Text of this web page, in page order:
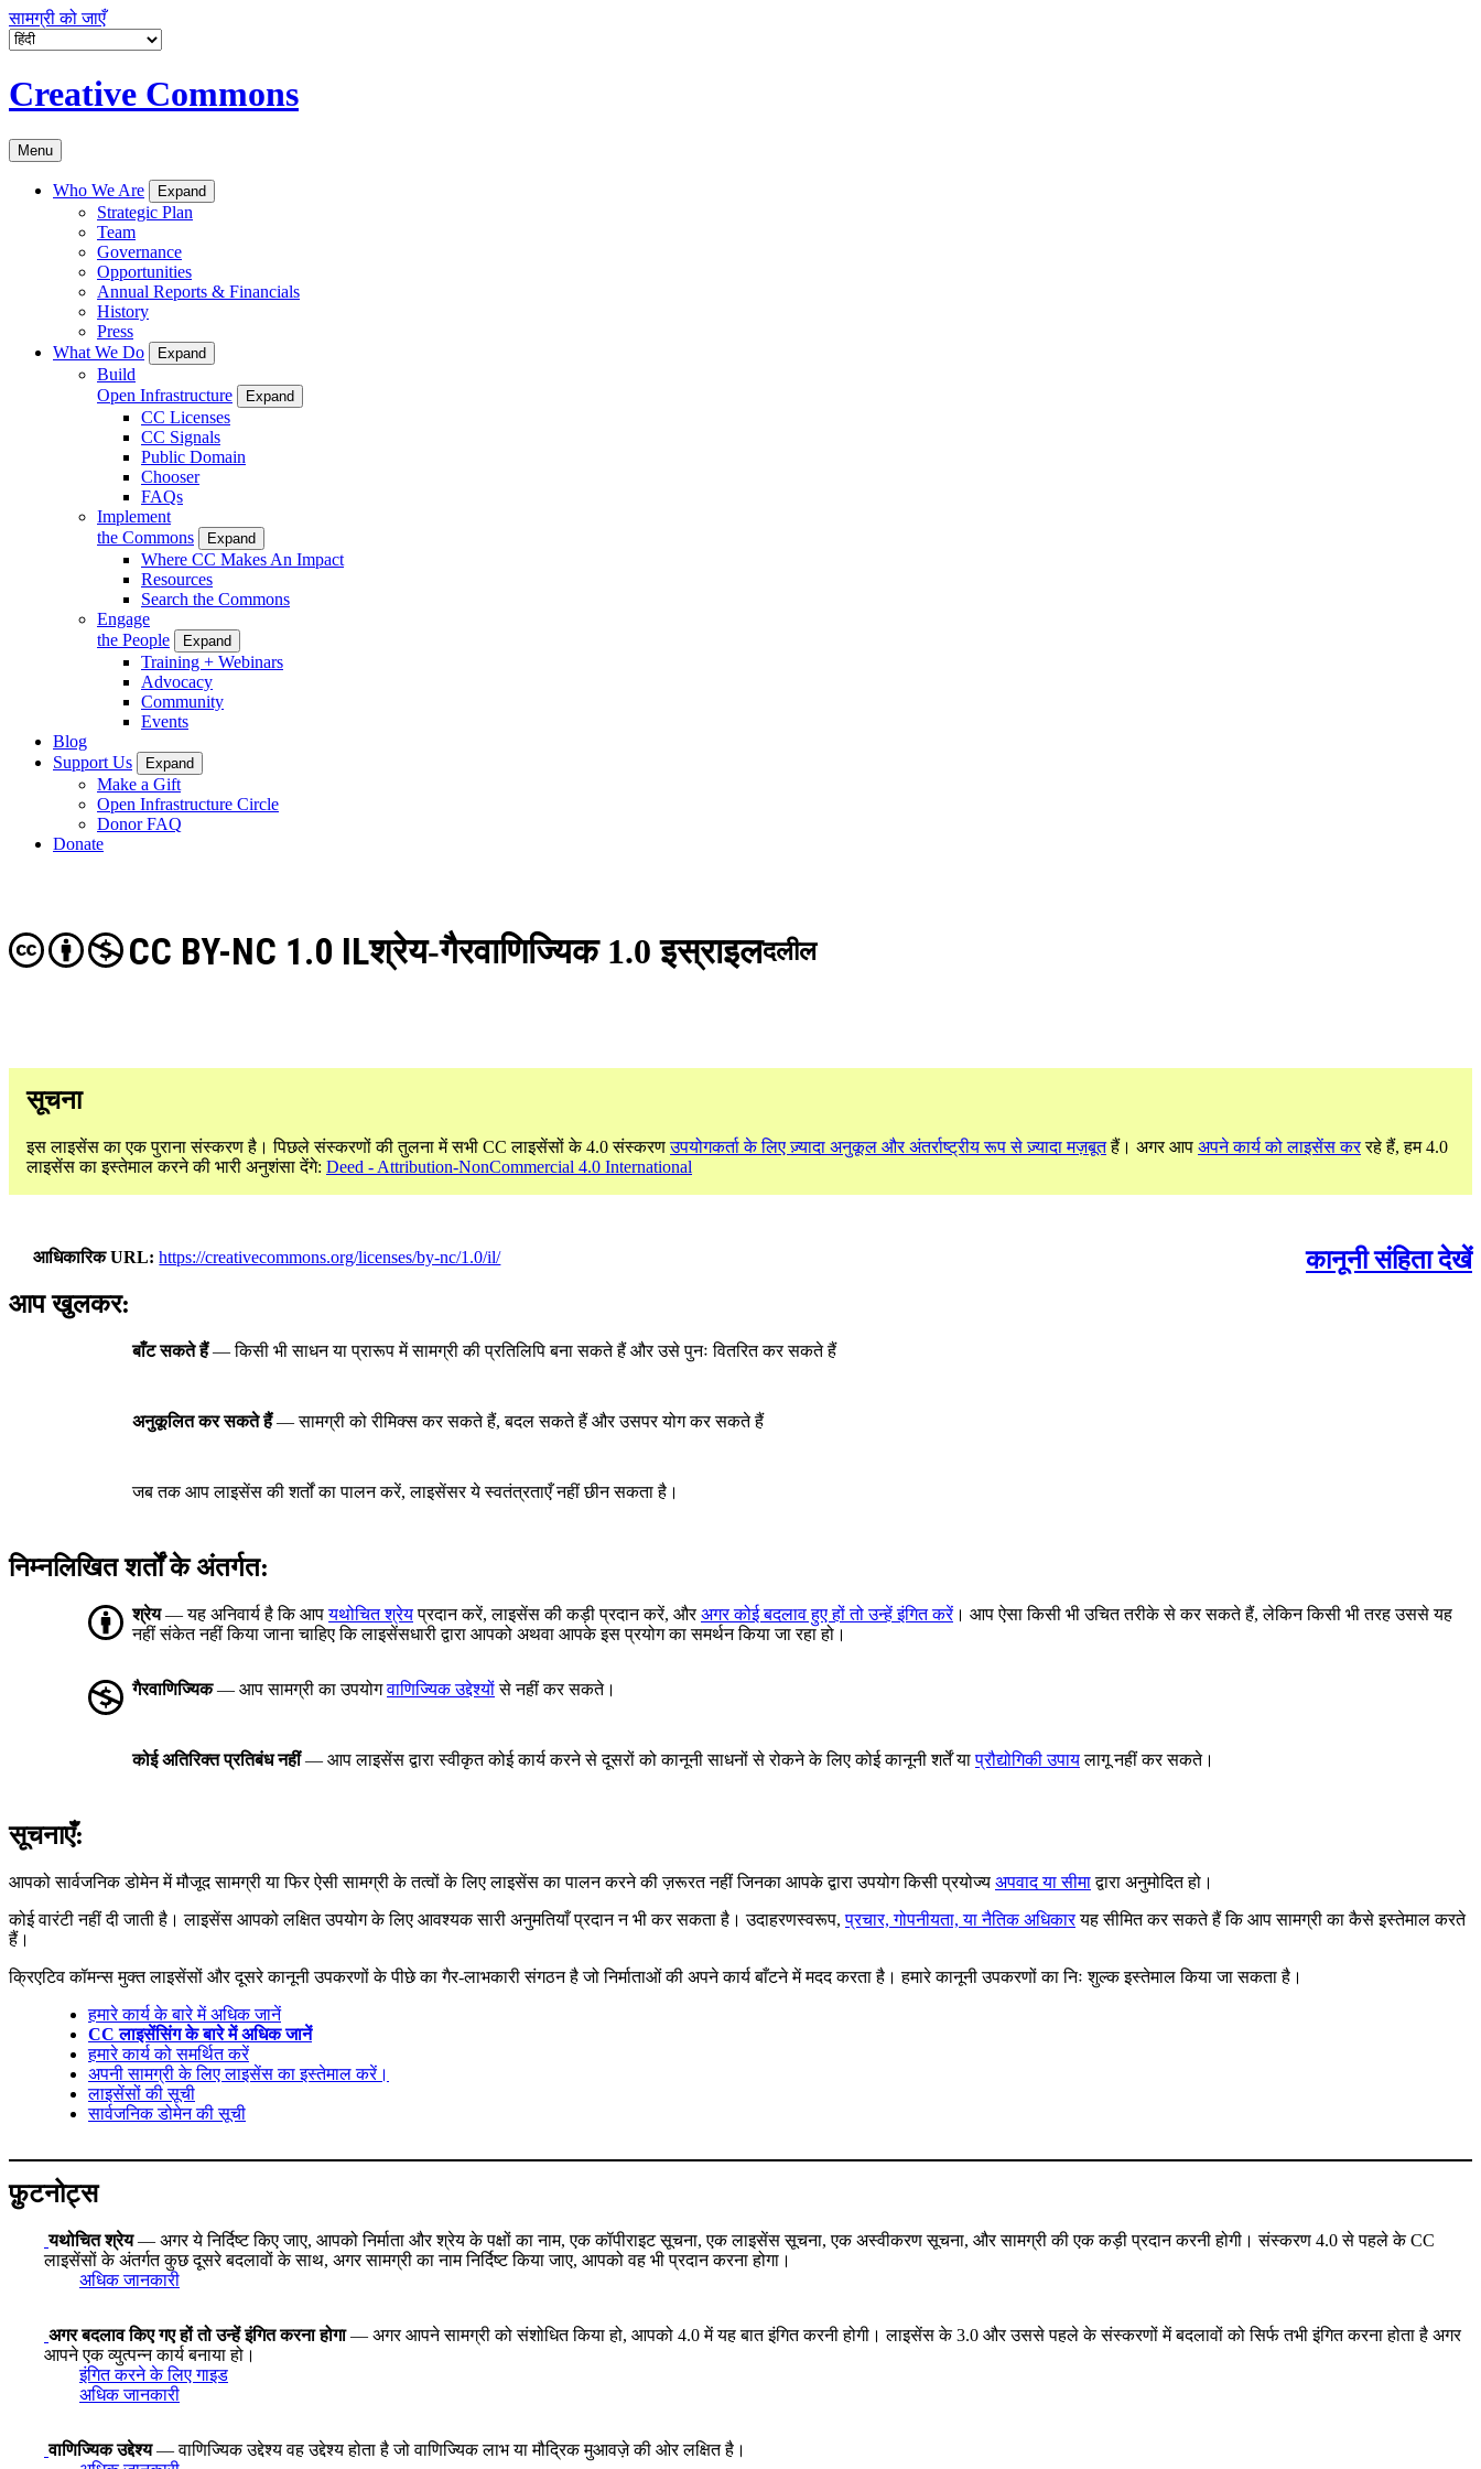
सामग्री को जाएँ
Creative Commons
Menu
Who We Are Expand
Strategic Plan
Team
Governance
Opportunities
Annual Reports & Financials
History
Press
What We Do
Expand
Build
Open Infrastructure
Expand
CC Licenses
CC Signals
Public Domain
Chooser
FAQs
Implement
the Commons
Expand
Where CC Makes An Impact
Resources
Search the Commons
Engage
the People
Expand
Training + Webinars
Advocacy
Community
Events
Blog
Support Us
Expand
Make a Gift
Open Infrastructure Circle
Donor FAQ
Donate
श्रेय-गैरवाणिज्यिक 1.0 इस्राइल
CC BY-NC 1.0 IL दलील
सूचना
इस लाइसेंस का एक पुराना संस्करण है। पिछले संस्करणों की तुलना में सभी CC लाइसेंसों के 4.0 संस्करणउपयोगकर्ता के लिए ज़्यादा अनुकूल और अंतर्राष्ट्रीय रूप से ज़्यादा मज़बूतहैं। अगर आप अपने कार्य को लाइसेंस कररहे हैं, हम 4.0
लाइसेंस का इस्तेमाल करने की भारी अनुशंसा देंगे: Deed - Attribution-NonCommercial 4.0 International
आधिकारिक URL https://creativecommons.org/licenses/by-nc/1.0/il/
कानूनी संहिता देखें
आप खुलकर:
बाँट सकते हैं— किसी भी साधन या प्रारूप में सामग्री की प्रतिलिपि बना सकते हैं और उसे पुनः वितरित कर सकते हैं
अनुकूलित कर सकते हैं— सामग्री को रीमिक्स कर सकते हैं, बदल सकते हैं और उसपर योग कर सकते हैं
जब तक आप लाइसेंस की शर्तों का पालन करें, लाइसेंसर ये स्वतंत्रताएँ नहीं छीन सकता है।
निम्नलिखित शर्तों के अंतर्गत:
श्रेय— यह अनिवार्य है कि आपयथोचित श्रेयप्रदान करें, लाइसेंस की कड़ी प्रदान करें, औरअगर कोई बदलाव हुए हों तो उन्हें इंगित करें। आप ऐसा किसी भी उचित तरीके से कर सकते हैं, लेकिन किसी भी तरह उससे यह
नहीं संकेत नहीं किया जाना चाहिए कि लाइसेंसधारी द्वारा आपको अथवा आपके इस प्रयोग का समर्थन किया जा रहा हो।
गैरवाणिज्यिक— आप सामग्री का उपयोगवाणिज्यिक उद्देश्योंसे नहीं कर सकते।
कोई अतिरिक्त प्रतिबंध नहीं— आप लाइसेंस द्वारा स्वीकृत कोई कार्य करने से दूसरों को कानूनी साधनों से रोकने के लिए कोई कानूनी शर्तें याप्रौद्योगिकी उपायलागू नहीं कर सकते।
सूचनाएँ:
आपको सार्वजनिक डोमेन में मौजूद सामग्री या फिर ऐसी सामग्री के तत्वों के लिए लाइसेंस का पालन करने की ज़रूरत नहीं जिनका आपके द्वारा उपयोग किसी प्रयोज्य अपवाद या सीमाद्वारा अनुमोदित हो।
कोई वारंटी नहीं दी जाती है। लाइसेंस आपको लक्षित उपयोग के लिए आवश्यक सारी अनुमतियाँ प्रदान न भी कर सकता है। उदाहरणस्वरूप,प्रचार, गोपनीयता, या नैतिक अधिकारयह सीमित कर सकते हैं कि आप सामग्री का कैसे इस्तेमाल करते
हैं।
क्रिएटिव कॉमन्स मुक्त लाइसेंसों और दूसरे कानूनी उपकरणों के पीछे का गैर-लाभकारी संगठन है जो निर्माताओं की अपने कार्य बाँटने में मदद करता है। हमारे कानूनी उपकरणों का निः शुल्क इस्तेमाल किया जा सकता है।
हमारे कार्य के बारे में अधिक जानें
CC लाइसेंसिंग के बारे में अधिक जानें
हमारे कार्य को समर्थित करें
अपनी सामग्री के लिए लाइसेंस का इस्तेमाल करें।
लाइसेंसों की सूची
सार्वजनिक डोमेन की सूची
फ़ुटनोट्स
यथोचित श्रेय— अगर ये निर्दिष्ट किए जाए, आपको निर्माता और श्रेय के पक्षों का नाम, एक कॉपीराइट सूचना, एक लाइसेंस सूचना, एक अस्वीकरण सूचना, और सामग्री की एक कड़ी प्रदान करनी होगी। संस्करण 4.0 से पहले के CC
लाइसेंसों के अंतर्गत कुछ दूसरे बदलावों के साथ, अगर सामग्री का नाम निर्दिष्ट किया जाए, आपको वह भी प्रदान करना होगा।
अधिक जानकारी
अगर बदलाव किए गए हों तो उन्हें इंगित करना होगा— अगर आपने सामग्री को संशोधित किया हो, आपको 4.0 में यह बात इंगित करनी होगी। लाइसेंस के 3.0 और उससे पहले के संस्करणों में बदलावों को सिर्फ तभी इंगित करना होता है अगर
आपने एक व्युत्पन्न कार्य बनाया हो।
इंगित करने के लिए गाइड
अधिक जानकारी
वाणिज्यिक उद्देश्य— वाणिज्यिक उद्देश्य वह उद्देश्य होता है जो वाणिज्यिक लाभ या मौद्रिक मुआवज़े की ओर लक्षित है।